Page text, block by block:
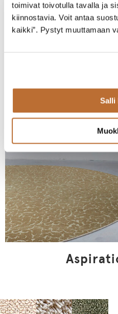
toimivat toivotulla tavalla ja
kiinnostavia. Voit antaa
kaikki”. Pystyt muuttamaan
Salli